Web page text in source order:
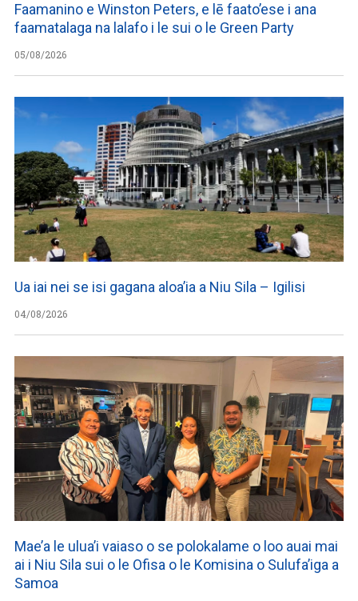
Faamanino e Winston Peters, e lē faato’ese i ana
faamatalaga na lalafo i le sui o le Green Party
05/08/2026
Ua iai nei se isi gagana aloa’ia a Niu Sila – Igilisi
04/08/2026
Mae’a le ulua’i vaiaso o se polokalame o loo auai mai
ai i Niu Sila sui o le Ofisa o le Komisina o Sulufa’iga a
Samoa